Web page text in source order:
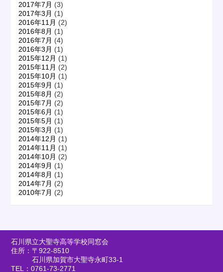
2017年7月 (3)
2017年3月 (1)
2016年11月 (2)
2016年8月 (1)
2016年7月 (4)
2016年3月 (1)
2015年12月 (1)
2015年11月 (2)
2015年10月 (1)
2015年9月 (1)
2015年8月 (2)
2015年7月 (2)
2015年6月 (1)
2015年5月 (1)
2015年3月 (1)
2014年12月 (1)
2014年11月 (1)
2014年10月 (2)
2014年9月 (1)
2014年8月 (1)
2014年7月 (2)
2010年7月 (2)
石川県立大聖寺高等学校同窓会
住所：〒922-8510
石川県加賀市大聖寺永町33-1
TEL：0761-73-2771